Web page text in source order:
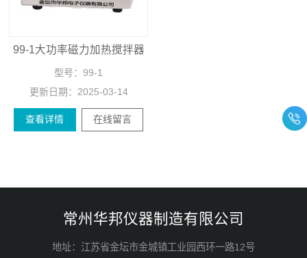
99-1大功率磁力加热搅拌器
型号： 99-1
更新日期： 2025-03-14
查看详情 在线留言
常州华邦仪器制造有限公司
地址：江苏省金坛市金城镇工业园西环一路12号